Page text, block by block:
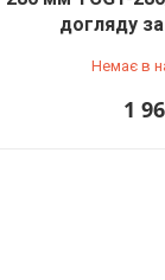
догляду
Немає в
1